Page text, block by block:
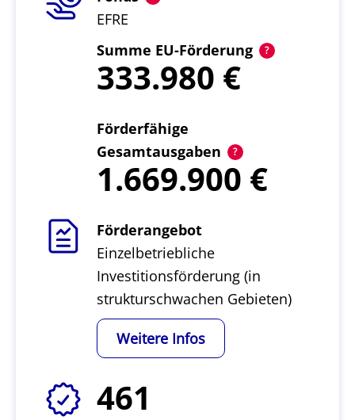
EFRE
Summe EU-Förderung
333.980
Förderfähige
Gesamtausgaben
1.669.900
Förderangebot
Einzelbetriebliche
Investitionsförderung (in
strukturschwachen Gebieten)
Weitere Infos
461